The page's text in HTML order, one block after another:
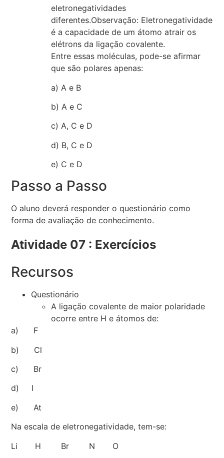
eletronegatividades
diferentes.Observação: Eletronegatividade
é a capacidade de um átomo atrair os
elétrons da ligação covalente.
Entre essas moléculas, pode-se afirmar
que são polares apenas:
a) A e B
b) A e C
c) A, C e D
d) B, C e D
e) C e D
Passo a Passo
O aluno deverá responder o questionário como
forma de avaliação de conhecimento.
Atividade 07 : Exercícios
Recursos
Questionário
A ligação covalente de maior polaridade
ocorre entre H e átomos de:
a) F
b) Cl
c) Br
d) I
e) At
Na escala de eletronegatividade, tem-se:
Li H Br N O